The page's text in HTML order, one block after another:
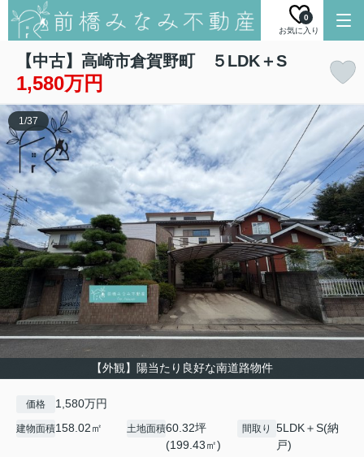
お気に入り
0
【中古】高崎市倉賀野町 ５LDK＋S
1,580万円
【外観】陽当たり良好な南道路物件
1/37
価格 1,580万円
建物面積158.02㎡ 土地面積60.32坪
(199.43㎡)
間取り
5LDK＋S(納
戸)